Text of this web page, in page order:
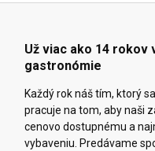
Už viac ako 14 rokov
gastronómie
Každý rok náš tím, ktorý
pracuje na tom, aby naši
cenovo dostupnému a
vybaveniu. Predávame